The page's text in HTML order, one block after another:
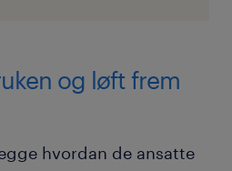
og løft frem
hvordan de ansatte